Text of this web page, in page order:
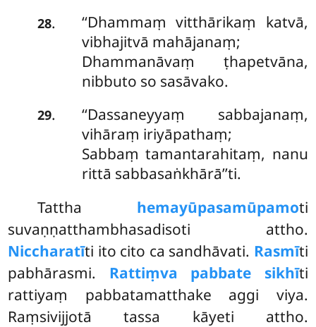
28.
‘‘Dhammaṃ vitthārikaṃ katvā,
vibhajitvā mahājanaṃ;
Dhammanāvaṃ ṭhapetvāna,
nibbuto so sasāvako.
29.
‘‘Dassaneyyaṃ sabbajanaṃ,
vihāraṃ iriyāpathaṃ;
Sabbaṃ tamantarahitaṃ, nanu
rittā sabbasaṅkhārā’’ti.
Tattha hemayūpasamūpamoti
suvaṇṇatthambhasadisoti attho.
Niccharatīti ito cito ca sandhāvati. Rasmīti
pabhārasmi. Rattiṃva pabbate sikhīti
rattiyaṃ pabbatamatthake aggi viya.
Raṃsivijjotā tassa kāyeti attho.